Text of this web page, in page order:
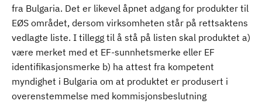
fra Bulgaria. Det er likevel åpnet adgang for produkter til
EØS området, dersom virksomheten står på rettsaktens
vedlagte liste. I tillegg til å stå på listen skal produktet a)
være merket med et EF-sunnhetsmerke eller EF
identifikasjonsmerke b) ha attest fra kompetent
myndighet i Bulgaria om at produktet er produsert i
overenstemmelse med kommisjonsbeslutning